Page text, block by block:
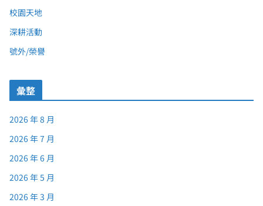
校園天地
深耕活動
號外/榮譽
彙整
2026 年 8 月
2026 年 7 月
2026 年 6 月
2026 年 5 月
2026 年 3 月